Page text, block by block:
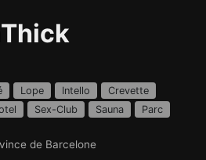
Lope Intello
Crevette
Sex-Club Sauna Parc
de Barcelone